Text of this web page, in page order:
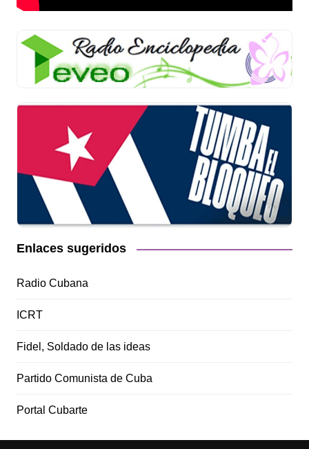
Enlaces sugeridos
Radio Cubana
ICRT
Fidel, Soldado de las ideas
Partido Comunista de Cuba
Portal Cubarte